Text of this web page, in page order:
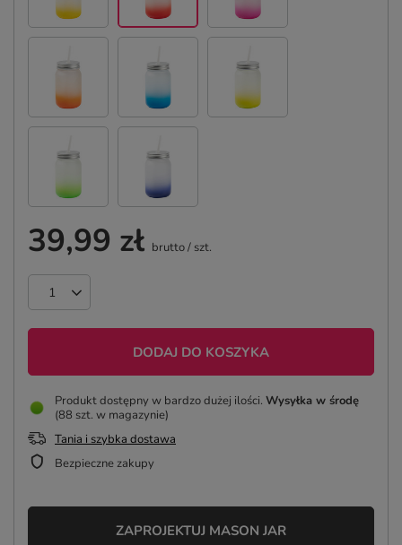
39,99 zł brutto/ szt.
DODAJ DO KOSZYKA
Produkt dostępny w bardzo dużej ilości Wysyłka w środę
(88 szt. w magazynie)
Tania i szybka dostawa
Bezpieczne zakupy
ZAPROJEKTUJ MASON JAR